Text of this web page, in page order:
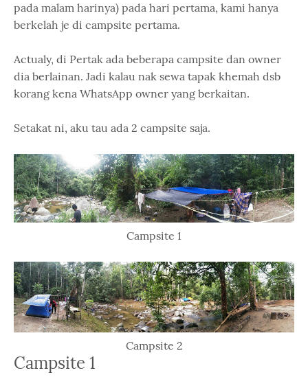
pada malam harinya) pada hari pertama, kami hanya
berkelah je di campsite pertama.
Actualy, di Pertak ada beberapa campsite dan owner
dia berlainan. Jadi kalau nak sewa tapak khemah dsb
korang kena WhatsApp owner yang berkaitan.
Setakat ni, aku tau ada 2 campsite saja.
Campsite 1
Campsite 2
Campsite 1